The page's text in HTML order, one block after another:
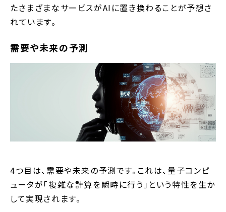
たさまざまなサービスがAIに置き換わることが予想さ
れています。
需要や未来の予測
4つ目は、需要や未来の予測です。これは、量子コンピ
ュータが「複雑な計算を瞬時に行う」という特性を生か
して実現されます。